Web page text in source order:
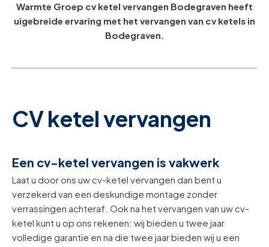
Warmte Groep cv ketel vervangen Bodegraven heeft
uigebreide ervaring met het vervangen van cv ketels in
Bodegraven.
CV ketel vervangen
Een cv-ketel vervangen is vakwerk
Laat u door ons uw cv-ketel vervangen dan bent u
verzekerd van een deskundige montage zonder
verrassingen achteraf. Ook na het vervangen van uw cv-
ketel kunt u op ons rekenen: wij bieden u twee jaar
volledige garantie en na die twee jaar bieden wij u een